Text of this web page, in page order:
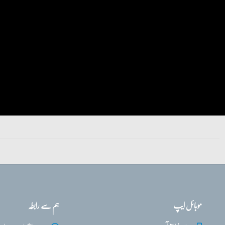
موبائل ایپ
ہم سے رابطہ